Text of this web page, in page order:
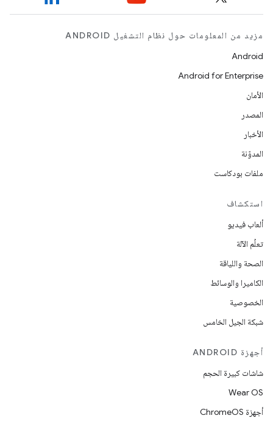
مزيد من المعلومات حول نظام التشغيل ANDROID
Android
Android for Enterprise
الأمان
المصدر
الأخبار
المدوّنة
ملفات بودكاست
استكشاف
ألعاب فيديو
تعلُم الآلة
الصحة واللياقة
الكاميرا والوسائط
الخصوصية
شبكة الجيل الخامس
أجهزة ANDROID
شاشات كبيرة الحجم
Wear OS
أجهزة ChromeOS